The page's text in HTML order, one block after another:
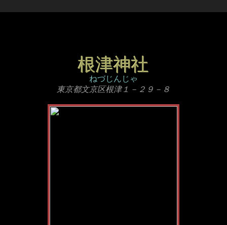
根津神社
ねづじんじゃ
東京都文京区根津１－２９－８